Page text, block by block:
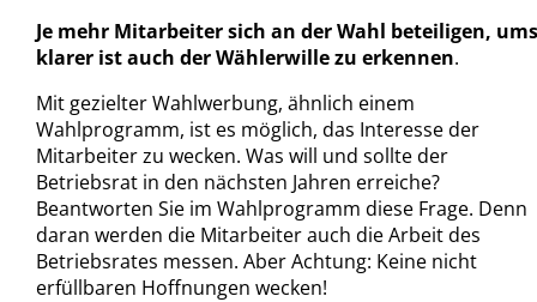
Je mehr Mitarbeiter sich an der Wahl beteiligen,
klarer ist auch der Wählerwille zu erkennen.
Mit gezielter Wahlwerbung, ähnlich einem
Wahlprogramm, ist es möglich, das Interesse der
Mitarbeiter zu wecken. Was will und sollte der
Betriebsrat in den nächsten Jahren erreiche?
Beantworten Sie im Wahlprogramm diese Frage. Denn
daran werden die Mitarbeiter auch die Arbeit des
Betriebsrates messen. Aber Achtung: Keine nicht
erfüllbaren Hoffnungen wecken!